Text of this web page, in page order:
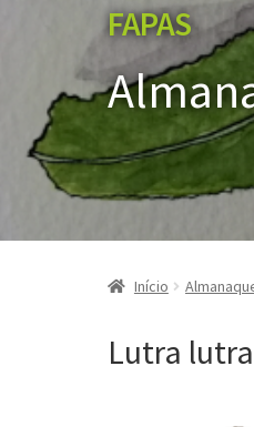
FAPAS
Início
Lutra lutra